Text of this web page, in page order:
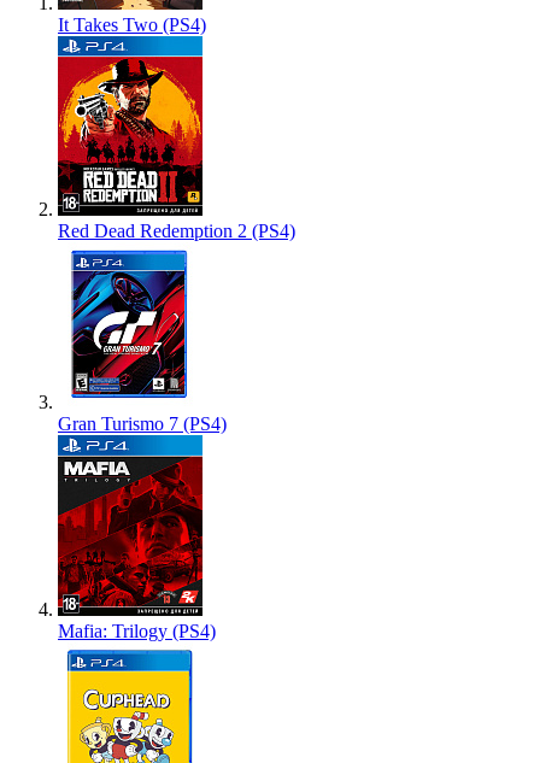
It Takes Two (PS4)
Red Dead Redemption 2 (PS4)
Gran Turismo 7 (PS4)
Mafia: Trilogy (PS4)